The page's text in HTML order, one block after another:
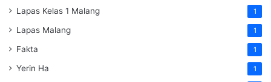
Lapas Kelas 1 Malang 1
Lapas Malang 1
Fakta 1
Yerin Ha 1